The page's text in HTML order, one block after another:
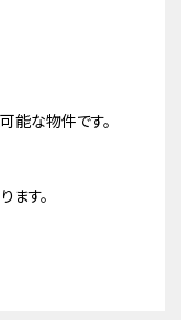
能な物件です。
す。